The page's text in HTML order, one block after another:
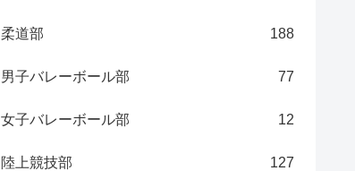
柔道部 188
男子バレーボール部 77
女子バレーボール部 12
陸上競技部 127